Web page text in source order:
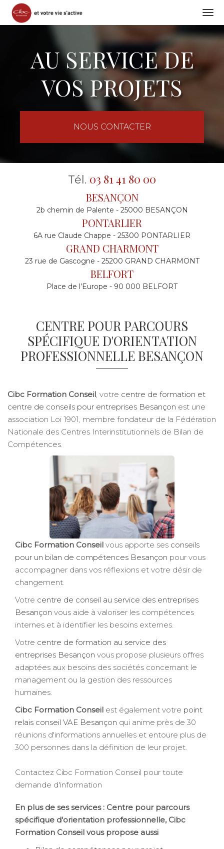
AU SERVICE DE
VOS PROJETS
NOUS CONTACTER
Tél. 03 81 41 80 00
BESANÇON
2b chemin de Palente - 25000 BESANÇON
PONTARLIER
6A rue Claude Chappe - 25300 PONTARLIER
GRAND CHARMONT
23 rue de Gascogne - 25200 GRAND CHARMONT
BELFORT
Place de l’Europe - 90 000 BELFORT
CENTRE POUR PARCOURS
SPÉCIFIQUE D'ORIENTATION
PROFESSIONNELLE BESANÇON
Cibc Formation Conseil, votre centre de formation et
centre de conseils pour entreprises Besançon est une
association Loi 1901, membre fondateur de la Fédération
Nationale des Centres Interinstitutionnels de Bilan de
Compétences.
Cibc Formation Conseil vous apporte ses conseils
pour un bilan de compétences Besançon pour vous
accompagner dans vos réflexions et votre désir de
changement.
Votre centre de conseil au service des entreprises
Besançon vous aide à valoriser les compétences
internes et à identifier les besoins externes.
Votre centre de formation au service des
entreprises Besançon vous propose plusieurs offres
adaptées aux besoins des sociétés concernant le
management ou la gestion des ressources
humaines.
Cibc Formation Conseil est également votre point
relais conseil VAE Besançon qui anime près de 30
réunions d'informations annuelles et entoure plus de
300 personnes dans la définition de leur projet.
Contactez Cibc Formation Conseil pour toute
demande d'information
En plus de ses services : Centre pour parcours
spécifique d'orientation professionnelle, Cibc
Formation Conseil vous propose aussi